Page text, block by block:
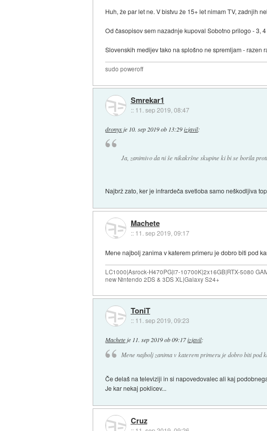
Huh, že par let ne. V bistvu že 15+ let nimam TV, zadnjih
Od časopisov sem nazadnje kupoval Sobotno prilogo - 3,
Slovenskih medijev tako na splošno ne spremljam - razen
sudo poweroff
Smrekar1
:: 11. sep 2019, 08:47
dronyxje 10. sep 2019 ob 13:29 izjavil:
Ja, zanimivo da ni še nikakršne skupine ki bi se borila
Najbrž zato, ker je infrardeča svetloba samo neškodljiva
Machete
:: 11. sep 2019, 09:17
Mene najbolj zanima v katerem primeru je dobro biti pod
LC1000|Asrock-H470PG|i7-10700K|2x16GB|RTX-5080
new Nintendo 2DS & 3DS XL|Galaxy S24+
ToniT
:: 11. sep 2019, 09:23
Machete je 11. sep 2019 ob 09:17izjavil:
Mene najbolj zanima v katerem primeru je dobro biti pod
Če delaš na televiziji in si napovedovalec ali kaj
Je kar nekaj poklicev...
Cruz